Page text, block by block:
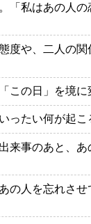
「私はあの人の
度や、二人の
この日」を境に
ったい何が起こ
来事のあと、
人を忘れさせ